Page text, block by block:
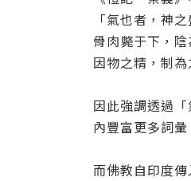
「氣也者，神
骨肉斃于下，
因物之精，制
因此強調透過
內豐富更多詞彙
而佛教自印度